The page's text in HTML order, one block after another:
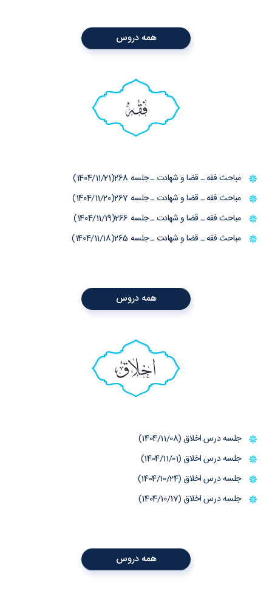
همه دروس
فقه
مباحث فقه ـ قضا و شهادت ـ جلسه 268(1404/11/21)
مباحث فقه ـ قضا و شهادت ـ جلسه 267(1404/11/20)
مباحث فقه ـ قضا و شهادت ـ جلسه 266(1404/11/19)
مباحث فقه ـ قضا و شهادت ـ جلسه 265(1404/11/18)
همه دروس
اخلاق
جلسه درس اخلاق (1404/11/08)
جلسه درس اخلاق (1404/11/01)
جلسه درس اخلاق (1404/10/24)
جلسه درس اخلاق (1404/10/17)
همه دروس